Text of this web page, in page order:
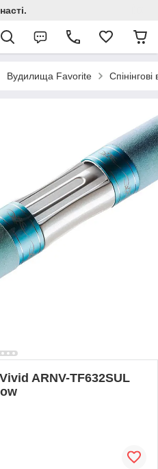
Вудилища Favorite
ARNV-TF632SUL